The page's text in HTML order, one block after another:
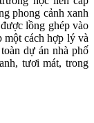
phong cảnh xanh
lồng ghép vào
một cách hợp lý và
dự án nhà phố
tươi mát, trong